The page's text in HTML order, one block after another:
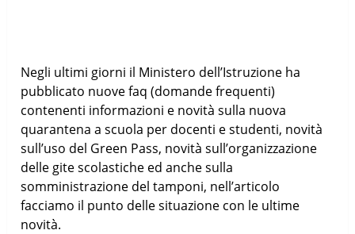
Negli ultimi giorni il Ministero dell’Istruzione ha
pubblicato nuove faq (domande frequenti)
contenenti informazioni e novità sulla nuova
quarantena a scuola per docenti e studenti, novità
sull’uso del Green Pass, novità sull’organizzazione
delle gite scolastiche ed anche sulla
somministrazione del tamponi, nell’articolo
facciamo il punto delle situazione con le ultime
novità.